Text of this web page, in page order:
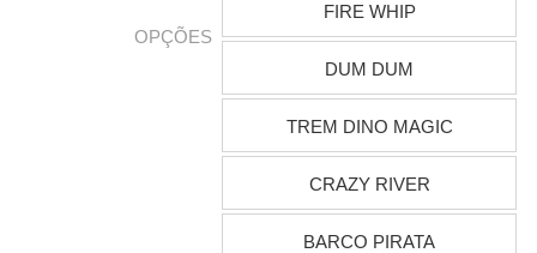
OPÇÕES
FIRE WHIP
DUM DUM
TREM DINO MAGIC
CRAZY RIVER
BARCO PIRATA